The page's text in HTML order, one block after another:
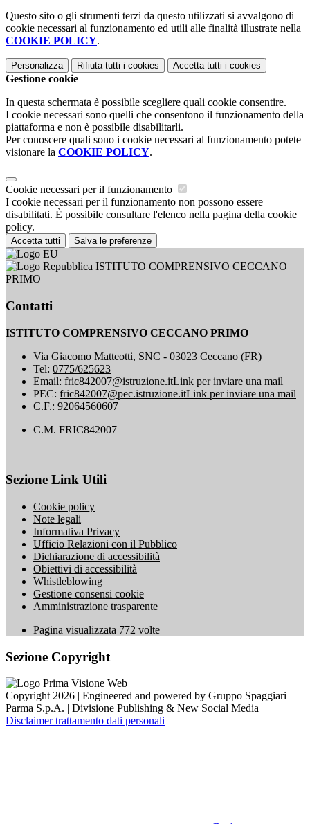
Questo sito o gli strumenti terzi da questo utilizzati si avvalgono di
cookie necessari al funzionamento ed utili alle finalità illustrate nella
COOKIE POLICY.
Personalizza Rifiuta tutti i cookies Accetta tutti i cookies
Gestione cookie
In questa schermata è possibile scegliere quali cookie consentire.
I cookie necessari sono quelli che consentono il funzionamento della
piattaforma e non è possibile disabilitarli.
Per conoscere quali sono i cookie necessari al funzionamento potete
visionare la COOKIE POLICY.
Cookie necessari per il funzionamento
I cookie necessari per il funzionamento non possono essere
disabilitati. È possibile consultare l'elenco nella pagina della cookie
policy.
Accetta tutti Salva le preferenze
ISTITUTO COMPRENSIVO CECCANO
PRIMO
Contatti
ISTITUTO COMPRENSIVO CECCANO PRIMO
Via Giacomo Matteotti, SNC - 03023 Ceccano (FR)
Tel: 0775/625623
Email: fric842007@istruzione.itLink per inviare una mail
PEC: fric842007@pec.istruzione.itLink per inviare una mail
C.F.: 92064560607
C.M. FRIC842007
Sezione Link Utili
Cookie policy
Note legali
Informativa Privacy
Ufficio Relazioni con il Pubblico
Dichiarazione di accessibilità
Obiettivi di accessibilità
Whistleblowing
Gestione consensi cookie
Amministrazione trasparente
Pagina visualizzata 772 volte
Sezione Copyright
Copyright 2026 | Engineered and powered by Gruppo Spaggiari
Parma S.p.A. | Divisione Publishing & New Social Media
Disclaimer trattamento dati personali